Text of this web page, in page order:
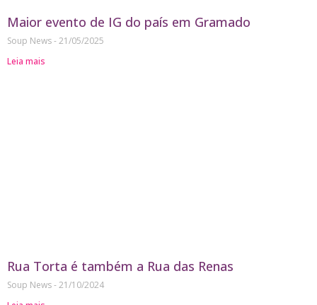
Maior evento de IG do país em Gramado
Soup News 21/05/2025
Leia mais
Rua Torta é também a Rua das Renas
Soup News 21/10/2024